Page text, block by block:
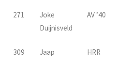
271
Joke
Duijnisveld
AV ’40
309
Jaap
HRR